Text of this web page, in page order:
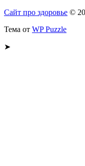
Сайт про здоровье ©
Тема от WP Puzzle
➤